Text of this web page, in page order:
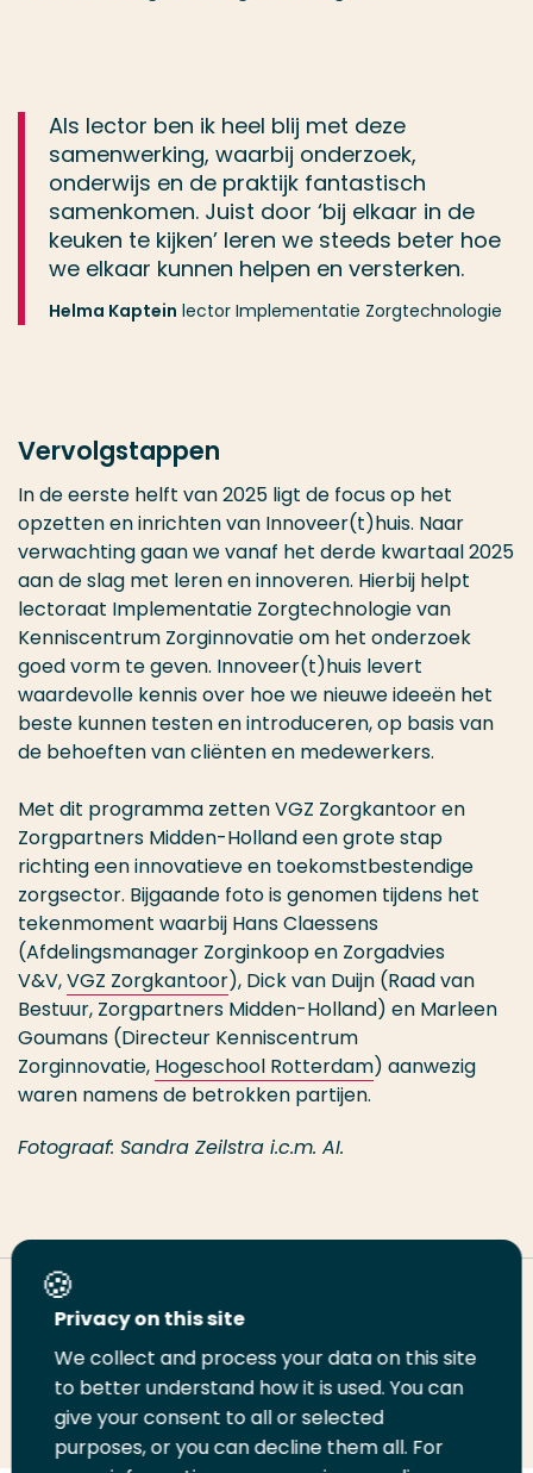
Als lector ben ik heel blij met deze
samenwerking, waarbij onderzoek,
onderwijs en de praktijk fantastisch
samenkomen. Juist door ‘bij elkaar in de
keuken te kijken’ leren we steeds beter hoe
we elkaar kunnen helpen en versterken.
Helma Kaptein lector Implementatie Zorgtechnologie
Vervolgstappen
In de eerste helft van 2025 ligt de focus op het
opzetten en inrichten van Innoveer(t)huis. Naar
verwachting gaan we vanaf het derde kwartaal 2025
aan de slag met leren en innoveren. Hierbij helpt
lectoraat Implementatie Zorgtechnologie van
Kenniscentrum Zorginnovatie om het onderzoek
goed vorm te geven. Innoveer(t)huis levert
waardevolle kennis over hoe we nieuwe ideeën het
beste kunnen testen en introduceren, op basis van
de behoeften van cliënten en medewerkers.
Met dit programma zetten VGZ Zorgkantoor en
Zorgpartners Midden-Holland een grote stap
richting een innovatieve en toekomstbestendige
zorgsector. Bijgaande foto is genomen tijdens het
tekenmoment waarbij Hans Claessens
(Afdelingsmanager Zorginkoop en Zorgadvies
V&V,VGZ Zorgkantoor), Dick van Duijn (Raad van
Bestuur, Zorgpartners Midden-Holland) en Marleen
Goumans (Directeur Kenniscentrum
Zorginnovatie, Hogeschool Rotterdam) aanwezig
waren namens de betrokken partijen.
Fotograaf: Sandra Zeilstra i.c.m. AI.
Deel deze pagina
DeelDeel
op
Deel
op
Email
deze
Print
deze
Privacy on this site
We collect and process your data on this site
to better understand how it is used. You can
give your consent to all or selected
purposes, or you can decline them all. For